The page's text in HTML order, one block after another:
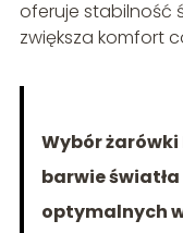
oferuje stabilność
zwiększa komfort
Wybór żarówki
barwie
optymalnych